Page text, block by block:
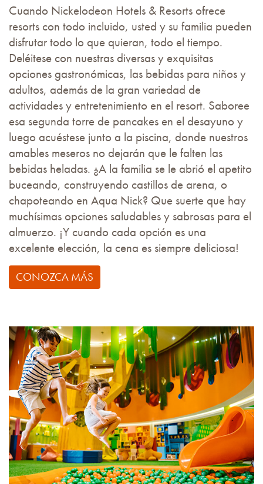
Cuando Nickelodeon Hotels & Resorts ofrece
resorts con todo incluido, usted y su familia pueden
disfrutar todo lo que quieran, todo el tiempo.
Deléitese con nuestras diversas y exquisitas
opciones gastronómicas, las bebidas para niños y
adultos, además de la gran variedad de
actividades y entretenimiento en el resort. Saboree
esa segunda torre de pancakes en el desayuno y
luego acuéstese junto a la piscina, donde nuestros
amables meseros no dejarán que le falten las
bebidas heladas. ¿A la familia se le abrió el apetito
buceando, construyendo castillos de arena, o
chapoteando en Aqua Nick? Que suerte que hay
muchísimas opciones saludables y sabrosas para el
almuerzo. ¡Y cuando cada opción es una
excelente elección, la cena es siempre deliciosa!
CONOZCA MÁS